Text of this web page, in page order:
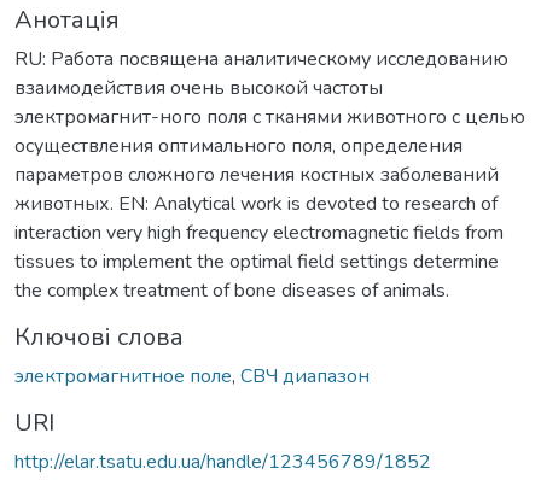
Анотація
RU: Работа посвящена аналитическому исследованию
взаимодействия очень высокой частоты
электромагнит-ного поля с тканями животного с целью
осуществления оптимального поля, определения
параметров сложного лечения костных заболеваний
животных. EN: Analytical work is devoted to research of
interaction very high frequency electromagnetic fields from
tissues to implement the optimal field settings determine
the complex treatment of bone diseases of animals.
Ключові слова
электромагнитное поле, СВЧ диапазон
URI
http://elar.tsatu.edu.ua/handle/123456789/1852